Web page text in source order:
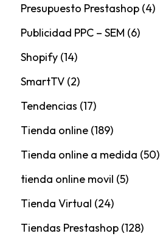
Presupuesto Prestashop(4)
Publicidad PPC – SEM (6)
Shopify(14)
SmartTV(2)
Tendencias (17)
Tienda online(189)
Tienda online a medida (50)
tienda online movil (5)
Tienda Virtual (24)
Tiendas Prestashop(128)